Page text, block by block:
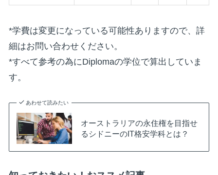
*学費は変更になっている可能性ありますので、詳
細はお問い合わせください。
*すべて参考の為にDiplomaの学位で算出していま
す。
あわせて読みたい
オーストラリアの永住権を目指せ
るシドニーのIT格安学科とは？